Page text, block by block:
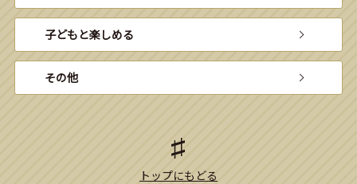
子どもと楽しめる
その他
トップにもどる